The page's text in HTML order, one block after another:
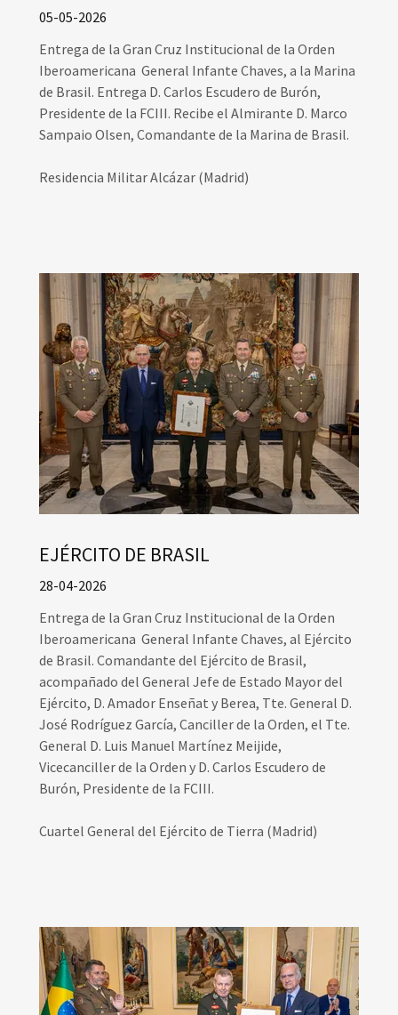
05-05-2026
Entrega de la Gran Cruz Institucional de la Orden
Iberoamericana General Infante Chaves, a la Marina
de Brasil. Entrega D. Carlos Escudero de Burón,
Presidente de la FCIII. Recibe el Almirante D. Marco
Sampaio Olsen, Comandante de la Marina de Brasil.
Residencia Militar Alcázar (Madrid)
EJÉRCITO DE BRASIL
28-04-2026
Entrega de la Gran Cruz Institucional de la Orden
Iberoamericana General Infante Chaves, al Ejército
de Brasil. Comandante del Ejército de Brasil,
acompañado del General Jefe de Estado Mayor del
Ejército, D. Amador Enseñat y Berea, Tte. General D.
José Rodríguez García, Canciller de la Orden, el Tte.
General D. Luis Manuel Martínez Meijide,
Vicecanciller de la Orden y D. Carlos Escudero de
Burón, Presidente de la FCIII.
Cuartel General del Ejército de Tierra (Madrid)